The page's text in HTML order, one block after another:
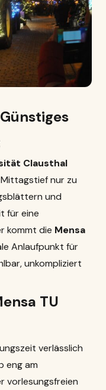
Clausthal
nur zu
und
für eine
kommt die Mensa
Anlaufpunkt für
unkompliziert
TU
verlässlich
eng am
vorlesungsfreien